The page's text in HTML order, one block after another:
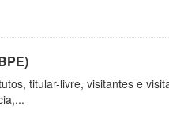
titular-livre, visitantes e